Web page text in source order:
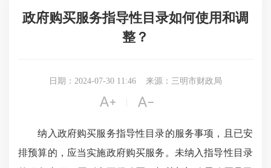
政府购买服务指导性目录如何使用和调
整？
日期：2024-07-30 11:46 来源：三明市财政局
 
纳入政府购买服务指导性目录的服务事项，且已安
排预算的，应当实施政府购买服务。未纳入指导性目录